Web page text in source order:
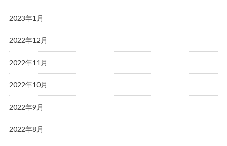
2023年1月
2022年12月
2022年11月
2022年10月
2022年9月
2022年8月